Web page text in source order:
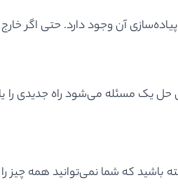
آن وجود دارد. حتی اگر
حل یک مسئله می‌شود راه جدیدی
باشید که شما نمی‌توانید همه چیز